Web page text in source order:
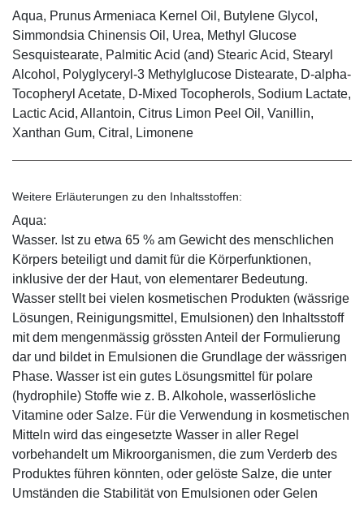
Aqua, Prunus Armeniaca Kernel Oil, Butylene Glycol,
Simmondsia Chinensis Oil, Urea, Methyl Glucose
Sesquistearate, Palmitic Acid (and) Stearic Acid, Stearyl
Alcohol, Polyglyceryl-3 Methylglucose Distearate, D-alpha-
Tocopheryl Acetate, D-Mixed Tocopherols, Sodium Lactate,
Lactic Acid, Allantoin, Citrus Limon Peel Oil, Vanillin,
Xanthan Gum, Citral, Limonene
Weitere Erläuterungen zu den Inhaltsstoffen:
Aqua:
Wasser. Ist zu etwa 65 % am Gewicht des menschlichen
Körpers beteiligt und damit für die Körperfunktionen,
inklusive der der Haut, von elementarer Bedeutung.
Wasser stellt bei vielen kosmetischen Produkten (wässrige
Lösungen, Reinigungsmittel, Emulsionen) den Inhaltsstoff
mit dem mengenmässig grössten Anteil der Formulierung
dar und bildet in Emulsionen die Grundlage der wässrigen
Phase. Wasser ist ein gutes Lösungsmittel für polare
(hydrophile) Stoffe wie z. B. Alkohole, wasserlösliche
Vitamine oder Salze. Für die Verwendung in kosmetischen
Mitteln wird das eingesetzte Wasser in aller Regel
vorbehandelt um Mikroorganismen, die zum Verderb des
Produktes führen könnten, oder gelöste Salze, die unter
Umständen die Stabilität von Emulsionen oder Gelen